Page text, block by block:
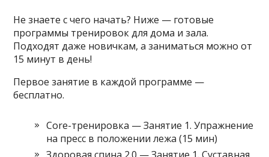
Не знаете с чего начать? Ниже — готовые
программы тренировок для дома и зала.
Подходят даже новичкам, а заниматься можно от
15 минут в день!
Первое занятие в каждой программе —
бесплатно.
Core-тренировка — Занятие 1. Упражнение
на пресс в положении лежа (15 мин)